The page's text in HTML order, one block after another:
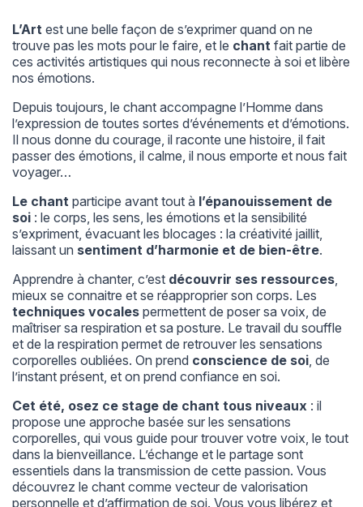
L’Art est une belle façon de s’exprimer quand on ne
trouve pas les mots pour le faire, et le chant fait partie de
ces activités artistiques qui nous reconnecte à soi et libère
nos émotions.
Depuis toujours, le chant accompagne l’Homme dans
l’expression de toutes sortes d’événements et d’émotions.
Il nous donne du courage, il raconte une histoire, il fait
passer des émotions, il calme, il nous emporte et nous fait
voyager…
Le chant participe avant tout à l’épanouissement de
soi : le corps, les sens, les émotions et la sensibilité
s’expriment, évacuant les blocages : la créativité jaillit,
laissant un sentiment d’harmonie et de bien-être.
Apprendre à chanter, c’est découvrir ses ressources
mieux se connaitre et se réapproprier son corps. Les
techniques vocales permettent de poser sa voix, de
maîtriser sa respiration et sa posture. Le travail du souffle
et de la respiration permet de retrouver les sensations
corporelles oubliées. On prend conscience de soi , de
l’instant présent, et on prend confiance en soi.
Cet été, osez ce stage de chant tous niveaux : il
propose une approche basée sur les sensations
corporelles, qui vous guide pour trouver votre voix, le tout
dans la bienveillance. L’échange et le partage sont
essentiels dans la transmission de cette passion. Vous
découvrez le chant comme vecteur de valorisation
personnelle et d’affirmation de soi. Vous vous libérez et